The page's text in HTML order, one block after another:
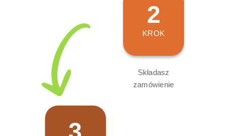
2
KROK
Składasz
zamówienie